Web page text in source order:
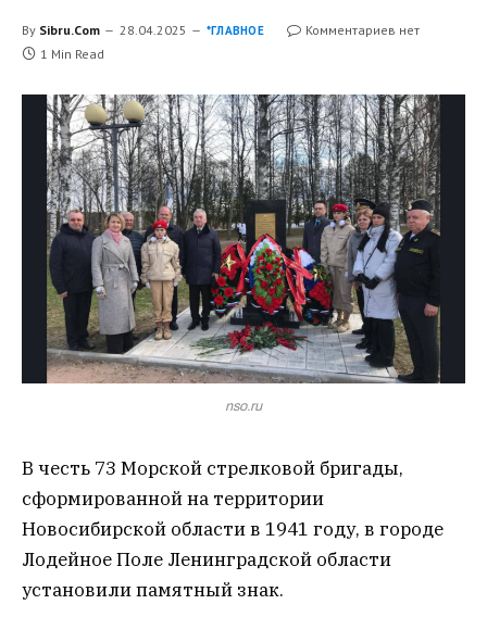
By Sibru.Com 28.04.2025 *ГЛАВНОЕ
Комментариев нет
1 Min Read
nso.ru
В честь 73 Морской стрелковой бригады,
сформированной на территории
Новосибирской области в 1941 году, в городе
Лодейное Поле Ленинградской области
установили памятный знак.